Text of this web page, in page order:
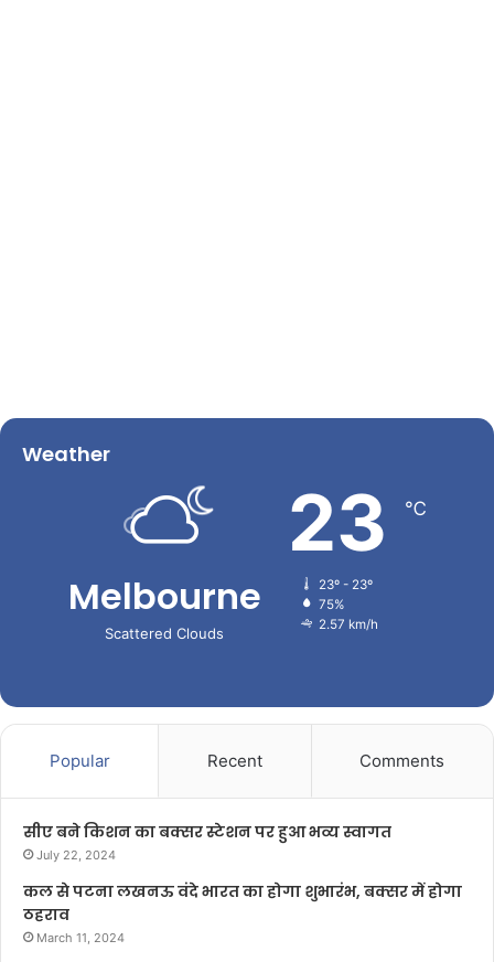
Weather
Melbourne
Scattered Clouds
23 ℃
23º - 23º
75%
2.57 km/h
Popular Recent Comments
सीए बने किशन का बक्सर स्टेशन पर हुआ भव्य स्वागत
July 22, 2024
कल से पटना लखनऊ वंदे भारत का होगा शुभारंभ, बक्सर में होगा
ठहराव
March 11, 2024